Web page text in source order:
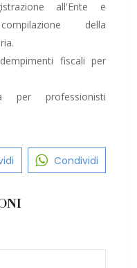
all'Ente e
della
fiscali per
per professionisti
Condividi